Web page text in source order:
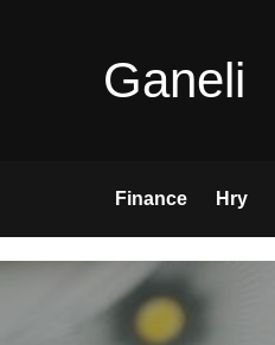
Ganeli
Finance Hry